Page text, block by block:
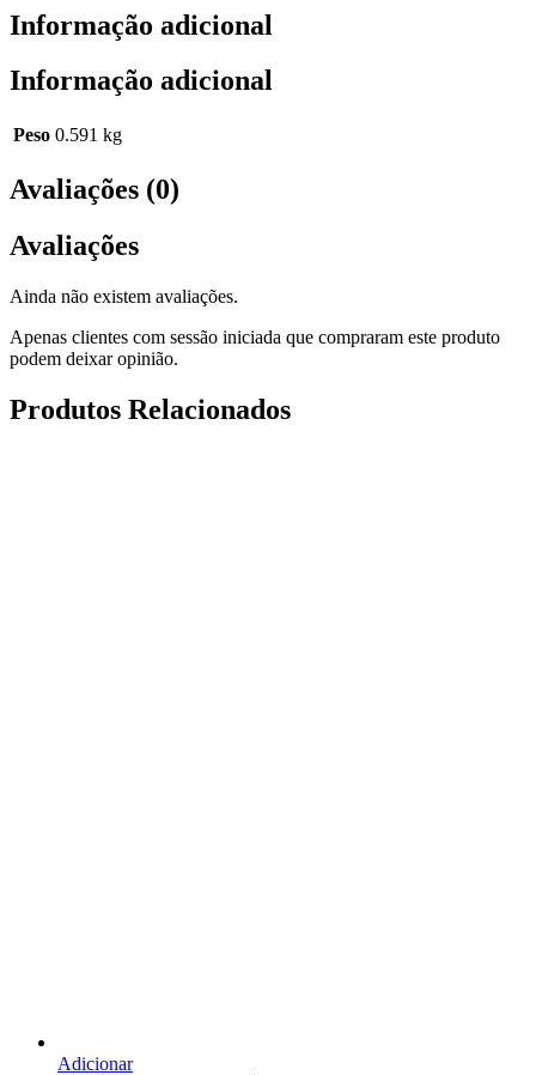
Informação adicional
Informação adicional
Peso 0.591 kg
Avaliações (0)
Avaliações
Ainda não existem avaliações.
Apenas clientes com sessão iniciada que compraram este produto
podem deixar opinião.
Produtos Relacionados
Adicionar